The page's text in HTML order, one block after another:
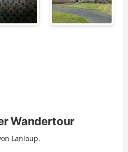
Wandertour
Lanloup.